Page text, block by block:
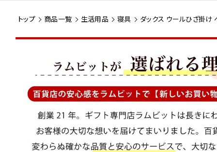
トップ 商品一覧 生活用品 寝具 ダックス ウールひざ掛